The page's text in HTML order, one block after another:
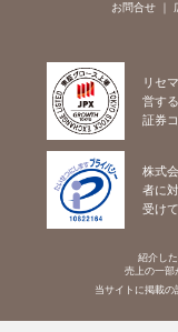
お問合せ
リセ
営す
証券
株式
者に
受け
紹介し
売上の一部
当サイトに掲載の